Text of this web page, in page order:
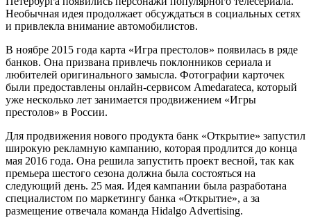
Необычная идея продолжает обсуждаться в социальных сетях
и привлекла внимание автомобилистов.
В ноябре 2015 года карта «Игра престолов» появилась в ряде
банков. Она призвана привлечь поклонников сериала и
любителей оригинального замысла. Фотографии карточек
были предоставлены онлайн-сервисом Amedarateca, который
уже несколько лет занимается продвижением «Игры
престолов» в России.
Для продвижения нового продукта банк «Открытие» запустил
широкую рекламную кампанию, которая продлится до конца
мая 2016 года. Она решила запустить проект весной, так как
премьера шестого сезона должна была состояться на
следующий день. 25 мая. Идея кампании была разработана
специалистом по маркетингу банка «Открытие», а за
размещение отвечала команда Hidalgo Advertising.